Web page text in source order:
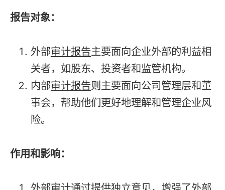
报告对象：
外部审计报告主要面向企业外部的利益相
关者，如股东、投资者和监管机构。
内部审计报告则主要面向公司管理层和董
事会，帮助他们更好地理解和管理企业风
险。
作用和影响：